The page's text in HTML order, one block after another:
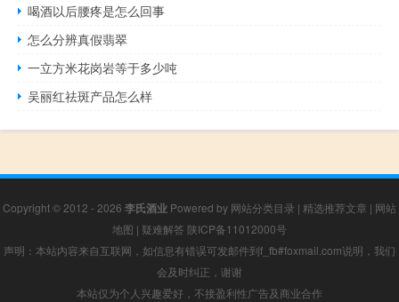
喝酒以后腰疼是怎么回事
怎么分辨真假翡翠
一立方米花岗岩等于多少吨
吴丽红祛斑产品怎么样
Copyright © 2012 - 2026 李氏酒业 Powered by 网站分类目录 | 精选推荐文章 | 网站
地图 | 疑难解答 陕ICP备11012000号
声明：本站内容来自互联网，如信息有错误可发邮件到f_fb#foxmail.com说明，我们
会及时纠正，谢谢
本站仅为个人兴趣爱好，不接盈利性广告及商业合作